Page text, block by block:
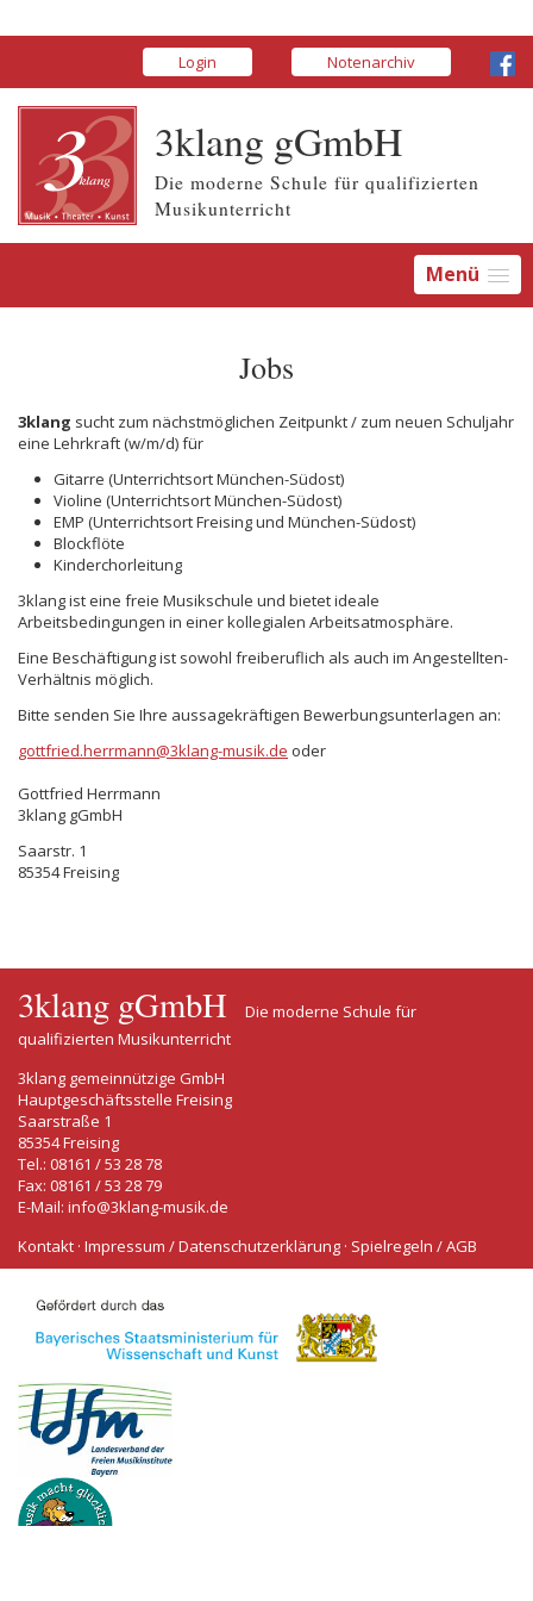
Login Notenarchiv
3klang gGmbH
Die moderne Schule für qualifizierten
Musikunterricht
Menü
Jobs
3klang sucht zum nächstmöglichen Zeitpunkt / zum neuen Schuljahr
eine Lehrkraft (w/m/d) für
Gitarre (Unterrichtsort München-Südost)
Violine (Unterrichtsort München-Südost)
EMP (Unterrichtsort Freising und München-Südost)
Blockflöte
Kinderchorleitung
3klang ist eine freie Musikschule und bietet ideale
Arbeitsbedingungen in einer kollegialen Arbeitsatmosphäre.
Eine Beschäftigung ist sowohl freiberuflich als auch im Angestellten-
Verhältnis möglich.
Bitte senden Sie Ihre aussagekräftigen Bewerbungsunterlagen an:
gottfried.herrmann@3klang-musik.de oder
Gottfried Herrmann
3klang gGmbH
Saarstr. 1
85354 Freising
3klang gGmbH
Die moderne Schule für
qualifizierten Musikunterricht
3klang gemeinnützige GmbH
Hauptgeschäftsstelle Freising
Saarstraße 1
85354 Freising
Tel.: 08161 / 53 28 78
Fax: 08161 / 53 28 79
E-Mail: info@3klang-musik.de
Kontakt · Impressum / Datenschutzerklärung · Spielregeln / AGB